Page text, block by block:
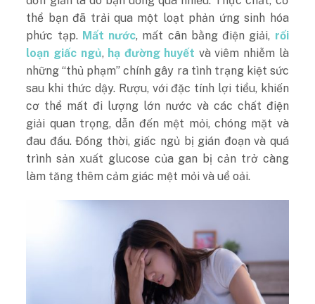
thể bạn đã trải qua một loạt phản ứng sinh hóa
phức tạp. Mất nước, mất cân bằng điện giải, rối
loạn giấc ngủ, hạ đường huyết và viêm nhiễm là
những “thủ phạm” chính gây ra tình trạng kiệt sức
sau khi thức dậy. Rượu, với đặc tính lợi tiểu, khiến
cơ thể mất đi lượng lớn nước và các chất điện
giải quan trọng, dẫn đến mệt mỏi, chóng mặt và
đau đầu. Đồng thời, giấc ngủ bị gián đoạn và quá
trình sản xuất glucose của gan bị cản trở càng
làm tăng thêm cảm giác mệt mỏi và uể oải.